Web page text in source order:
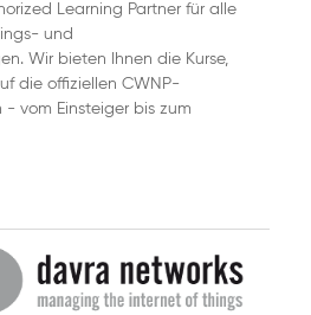
Learning Partner für alle
und
Wir bieten Ihnen die Kurse,
die offiziellen CWNP-
vom Einsteiger bis zum